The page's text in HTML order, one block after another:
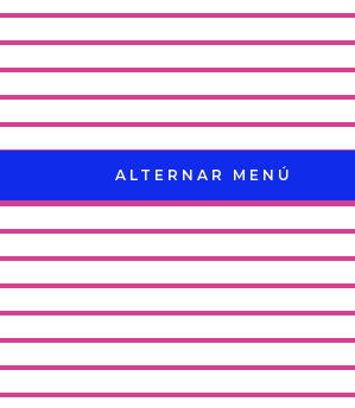
ALTERNAR MENÚ